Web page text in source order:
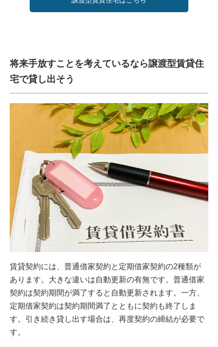
将来手放すことを考えているなら譲渡型賃貸住
宅で貸し出そう
賃貸契約には、普通借家契約と定期借家契約の2種類が
あります。大きな違いは自動更新の有無です。普通借家
契約は契約期間が満了すると自動更新されます。一方、
定期借家契約は契約期間満了とともに契約も終了しま
す。引き続き貸し出す場合は、再度契約の締結が必要で
す。